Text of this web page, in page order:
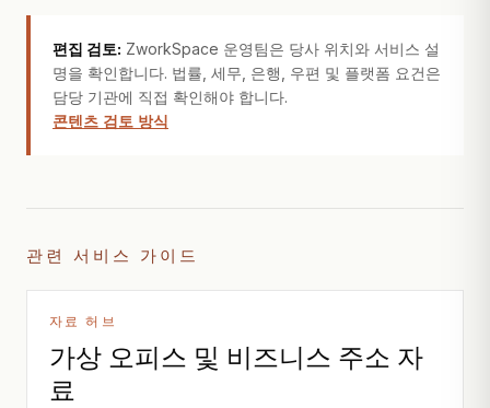
편집 검토: ZworkSpace 운영팀은 당사 위치와 서비스 설
명을 확인합니다. 법률, 세무, 은행, 우편 및 플랫폼 요건은
담당 기관에 직접 확인해야 합니다.
콘텐츠 검토 방식
관련 서비스 가이드
자료 허브
가상 오피스 및 비즈니스 주소 자
료